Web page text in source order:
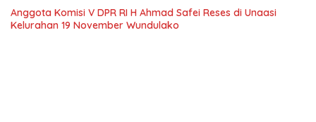
Anggota Komisi V DPR RI H Ahmad Safei Reses di Unaasi
Kelurahan 19 November Wundulako